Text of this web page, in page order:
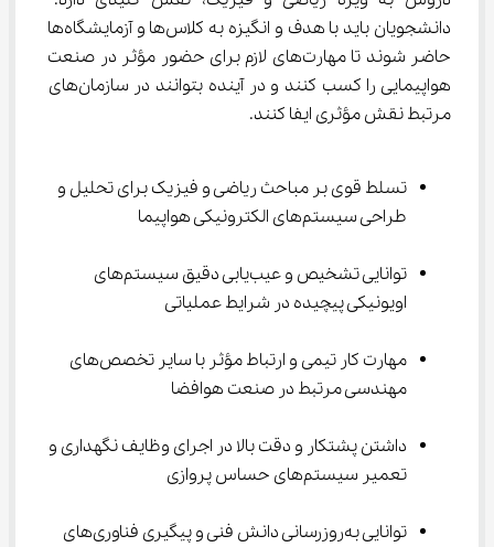
دانشجویان باید با هدف و انگیزه به کلاس‌ها و آزمایشگاه‌ها
حاضر شوند تا مهارت‌های لازم برای حضور مؤثر در صنعت
هواپیمایی را کسب کنند و در آینده بتوانند در سازمان‌های
مرتبط نقش مؤثری ایفا کنند.
تسلط قوی بر مباحث ریاضی و فیزیک برای تحلیل و
طراحی سیستم‌های الکترونیکی هواپیما
توانایی تشخیص و عیب‌یابی دقیق سیستم‌های
اویونیکی پیچیده در شرایط عملیاتی
مهارت کار تیمی و ارتباط مؤثر با سایر تخصص‌های
مهندسی مرتبط در صنعت هوافضا
داشتن پشتکار و دقت بالا در اجرای وظایف نگهداری و
تعمیر سیستم‌های حساس پروازی
توانایی به‌روزرسانی دانش فنی و پیگیری فناوری‌های